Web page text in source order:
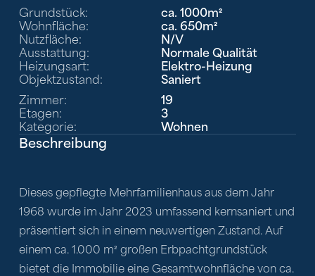
Grundstück:
ca. 1000m²
Wohnfläche:
ca. 650m²
Nutzfläche:
N/V
Ausstattung:
Normale Qualität
Heizungsart:
Elektro-Heizung
Objektzustand:
Saniert
Zimmer:
19
Etagen:
3
Kategorie:
Wohnen
Beschreibung
Dieses gepflegte Mehrfamilienhaus aus dem Jahr
1968 wurde im Jahr 2023 umfassend kernsaniert und
präsentiert sich in einem neuwertigen Zustand. Auf
einem ca. 1.000 m² großen Erbpachtgrundstück
bietet die Immobilie eine Gesamtwohnfläche von ca.